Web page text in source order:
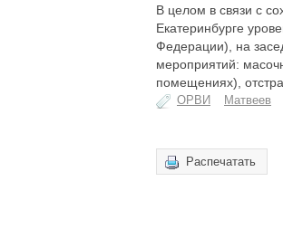
В целом в связи с
Екатеринбурге
Федерации), на
мероприятий:
помещениях),
ОРВИ Матвеев
Распечатать